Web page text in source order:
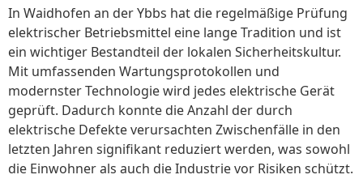
In Waidhofen an der Ybbs hat die regelmäßige Prüfung
elektrischer Betriebsmittel eine lange Tradition und ist
ein wichtiger Bestandteil der lokalen Sicherheitskultur.
Mit umfassenden Wartungsprotokollen und
modernster Technologie wird jedes elektrische Gerät
geprüft. Dadurch konnte die Anzahl der durch
elektrische Defekte verursachten Zwischenfälle in den
letzten Jahren signifikant reduziert werden, was sowohl
die Einwohner als auch die Industrie vor Risiken schützt.